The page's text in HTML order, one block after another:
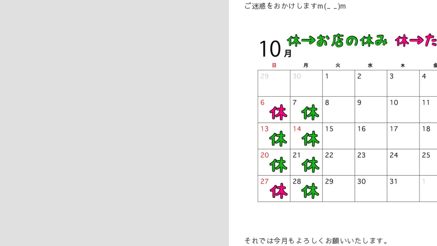
ご迷惑をおかけしますm(_ _)m
それでは今月もよろしくお願いいたします。